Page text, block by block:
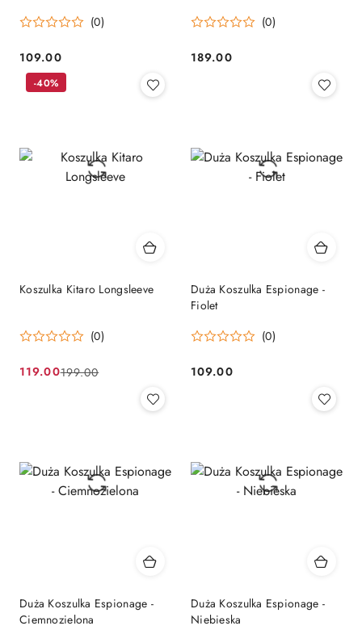
(0)
Cena:
109.00
(0)
Cena:
189.00
Koszulka Kitaro Longsleeve
(0)
Cena
119.00
Cena
199.00
-40%
Duża Koszulka Espionage -
Fiolet
(0)
Cena:
109.00
Duża Koszulka Espionage -
Ciemnozielona
Duża Koszulka Espionage -
Niebieska